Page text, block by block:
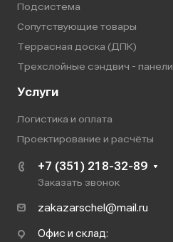
Подсистема
Сопутствующие товары
Террасная доска (ДПК)
Трехслойные сэндвич - панели
Услуги
Логистика и оплата
Проектирование и расчёты
+7 (351) 218-32-89
Заказать звонок
zakazarschel@mail.ru
Офис и склад: